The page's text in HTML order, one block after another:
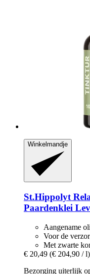
Winkelmandje
St.Hippolyt
Paardenklei
Aangename
Voor de
Met zwarte
€ 20,49 (€ 204,90 / l)
Bezorging uiterlijk